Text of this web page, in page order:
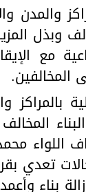
وبذل
مع
المخالفين.
اللواء
من إزالة 7 حالات